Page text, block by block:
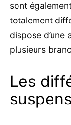
sont
totalement
dispose d’une
plusieurs
Les